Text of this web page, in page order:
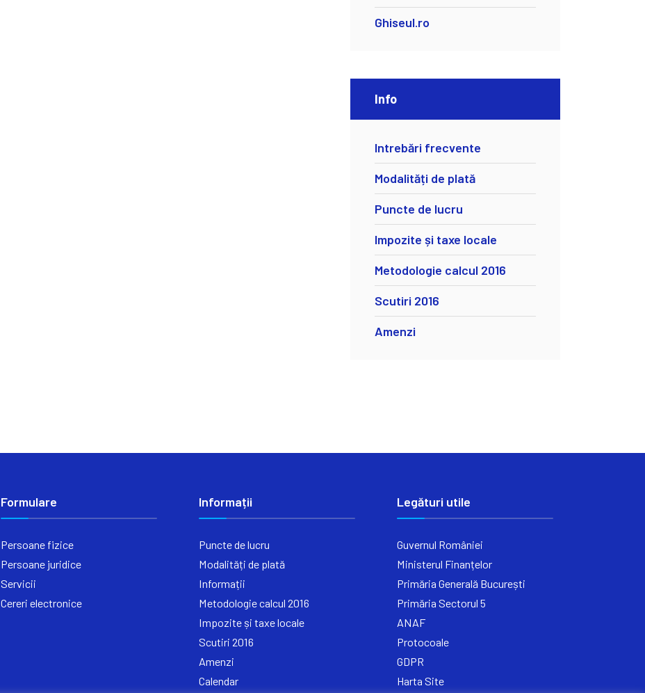
Ghiseul.ro
Info
Intrebări frecvente
Modalități de plată
Puncte de lucru
Impozite și taxe locale
Metodologie calcul 2016
Scutiri 2016
Amenzi
Formulare
Persoane fizice
Persoane juridice
Servicii
Cereri electronice
Informații
Puncte de lucru
Modalități de plată
Informații
Metodologie calcul 2016
Impozite și taxe locale
Scutiri 2016
Amenzi
Calendar
Legături utile
Guvernul României
Ministerul Finanțelor
Primăria Generală București
Primăria Sectorul 5
ANAF
Protocoale
GDPR
Harta Site